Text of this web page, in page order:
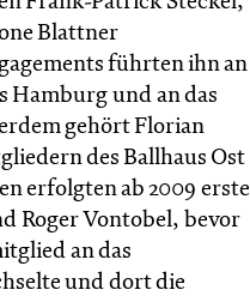
Blattner
führten ihn an
Hamburg und an das
gehört Florian
des Ballhaus Ost
erfolgten ab 2009 erste
Roger Vontobel, bevor
an das
und dort die